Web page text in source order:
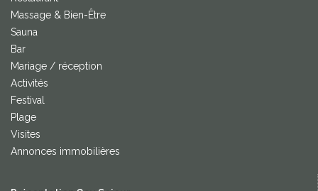
Massage & Bien-Être
Sauna
Bar
Mariage / réception
Activités
Festival
Plage
Visites
Annonces immobilières